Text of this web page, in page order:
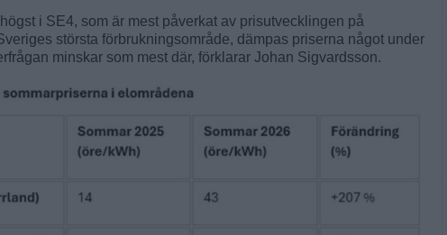
i SE4, som är mest påverkat av prisutvecklingen på
största förbrukningsområde, dämpas priserna något under
minskar som mest där, förklarar Johan Sigvardsson.